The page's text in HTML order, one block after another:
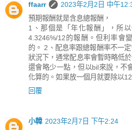
ffaarr
2023年2月2日 中午
預期報酬就是含息總報酬，
1、那個是「年化報酬」，所
4.3246%/12的報酬。但利率會
的。 2、配息率跟總報酬率不一
狀況下，通常配息率會暫時略低
還會略少一點，但以bil來說，不
化算的。如果放一個月就要除以12
回覆
小韓 2023年2月7日 下午2:24